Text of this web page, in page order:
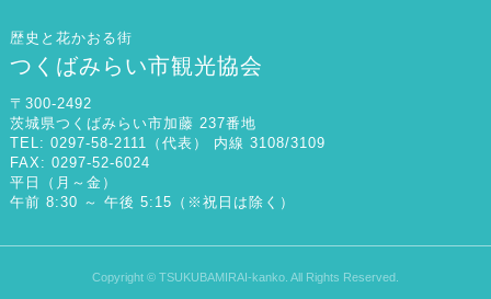
歴史と花かおる街
つくばみらい市観光協会
〒300-2492
茨城県つくばみらい市加藤 237番地
TEL: 0297-58-2111（代表） 内線 3108/3109
FAX: 0297-52-6024
平日（月～金）
午前 8:30 ～ 午後 5:15（※祝日は除く）
Copyright © TSUKUBAMIRAI-kanko. All Rights Reserved.